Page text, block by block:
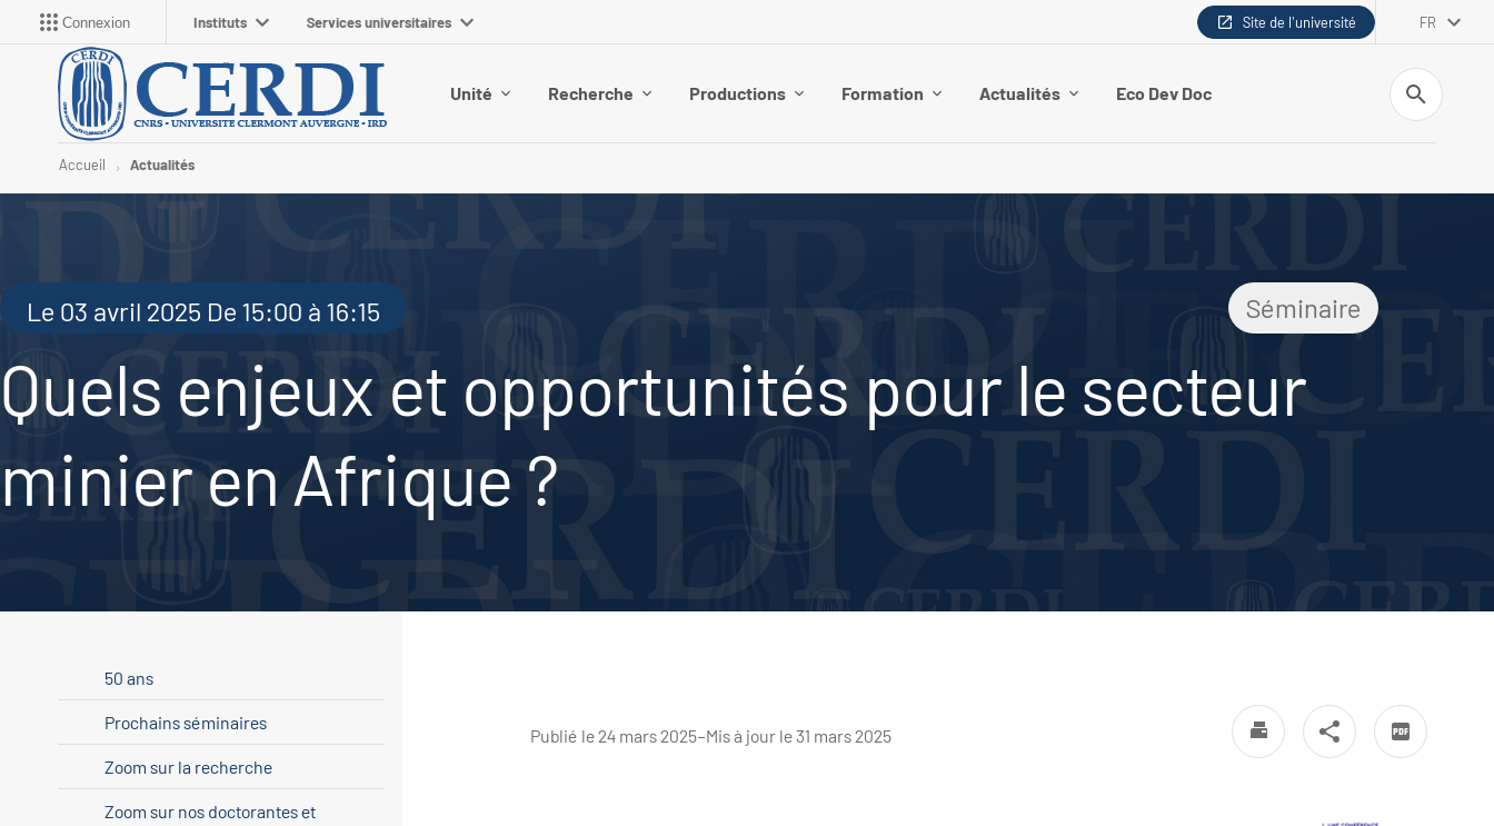
Connexion Instituts Services universitaires Site de l'université FR
Unité Recherche Productions Formation Actualités Eco Dev Doc
Recherche
Accueil Actualités
Le 03 avril 2025 De 15:00 à 16:15 Séminaire
Quels enjeux et opportunités pour le secteur
minier en Afrique ?
Publié le 24 mars 2025–Mis à jour le 31 mars 2025
50 ans
Prochains séminaires
Zoom sur la recherche
Zoom sur nos doctorantes et